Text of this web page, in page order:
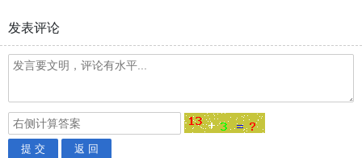
发表评论
提 交 返 回